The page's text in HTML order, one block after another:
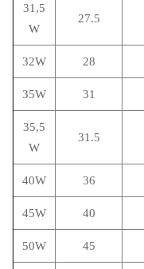
31,5
W
27.5
32W 28
35W 31
35,5
W
31.5
40W 36
45W 40
50W 45